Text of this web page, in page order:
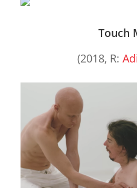
Touch
(2018, R: